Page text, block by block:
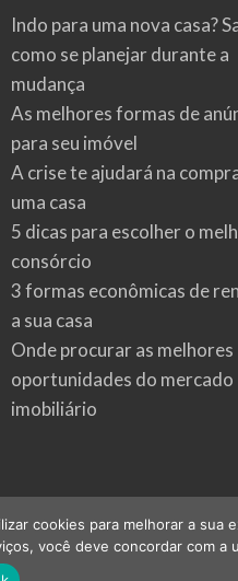
Indo para uma nova casa?
como se planejar durante a
mudança
As melhores formas de
para seu imóvel
A crise te ajudará na
uma casa
5 dicas para escolher o
consórcio
3 formas econômicas de
a sua casa
Onde procurar as melhores
oportunidades do mercado
imobiliário
os direitos reservados.
cookies para melhorar a
você deve concordar com a